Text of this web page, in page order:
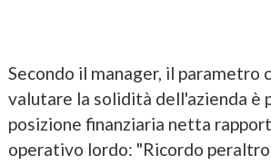
Secondo il manager, il parametro
valutare la solidità dell'azienda è
posizione finanziaria netta
operativo lordo: "Ricordo peraltro